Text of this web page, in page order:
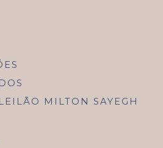
MILTON SAYEGH